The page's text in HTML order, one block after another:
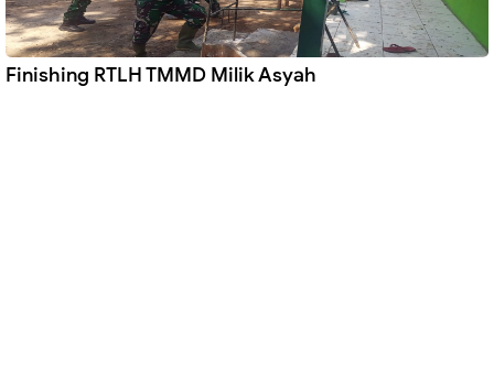
Finishing RTLH TMMD Milik Asyah